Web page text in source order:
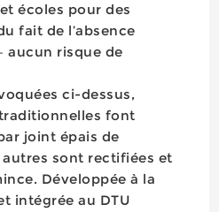
écoles pour des
fait de l’absence
aucun risque de
ci-dessus,
font
joint épais de
sont rectifiées et
Développée à la
intégrée au DTU